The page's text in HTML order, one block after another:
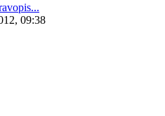
09:38